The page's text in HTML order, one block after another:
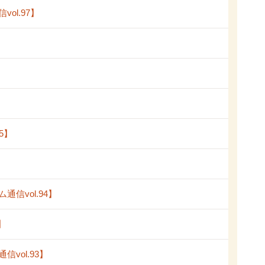
】
信vol.94】
vol.93】